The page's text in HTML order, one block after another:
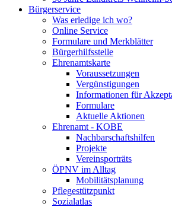
Bürgerservice
Was erledige ich wo?
Online Service
Formulare und Merkblätter
Bürgerhilfsstelle
Ehrenamtskarte
Voraussetzungen
Vergünstigungen
Informationen für
Formulare
Aktuelle Aktionen
Ehrenamt - KOBE
Nachbarschaftshilfen
Projekte
Vereinsporträts
ÖPNV im Alltag
Mobilitätsplanung
Pflegestützpunkt
Sozialatlas